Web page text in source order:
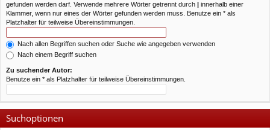
gefunden werden darf. Verwende mehrere Wörter getrennt durch | innerhalb einer
Klammer, wenn nur eines der Wörter gefunden werden muss. Benutze ein * als
Platzhalter für teilweise Übereinstimmungen.
Nach allen Begriffen suchen oder Suche wie angegeben verwenden
Nach einem Begriff suchen
Zu suchender Autor:
Benutze ein * als Platzhalter für teilweise Übereinstimmungen.
Suchoptionen